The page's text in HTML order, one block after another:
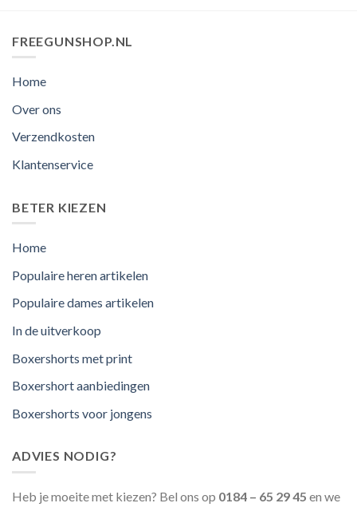
FREEGUNSHOP.NL
Home
Over ons
Verzendkosten
Klantenservice
BETER KIEZEN
Home
Populaire heren artikelen
Populaire dames artikelen
In de uitverkoop
Boxershorts met print
Boxershort aanbiedingen
Boxershorts voor jongens
ADVIES NODIG?
Heb je moeite met kiezen? Bel ons op 0184 – 65 29 45 en we